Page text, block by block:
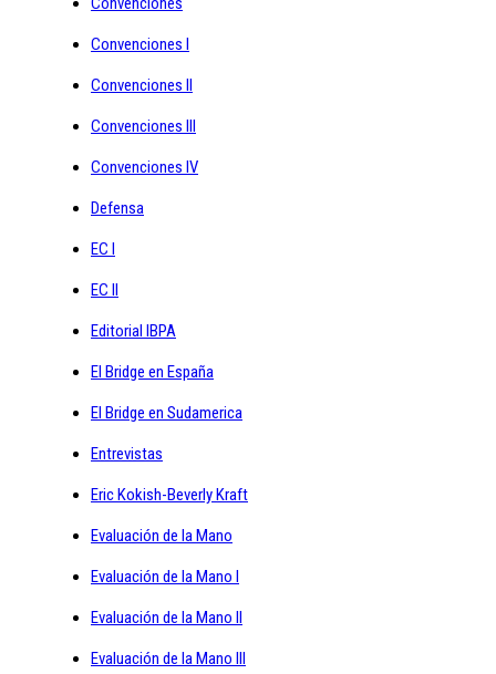
Convenciones I
Convenciones II
Convenciones III
Convenciones IV
Defensa
EC I
EC II
Editorial IBPA
El Bridge en España
El Bridge en Sudamerica
Entrevistas
Eric Kokish-Beverly Kraft
Evaluación de la Mano
Evaluación de la Mano I
Evaluación de la Mano II
Evaluación de la Mano III